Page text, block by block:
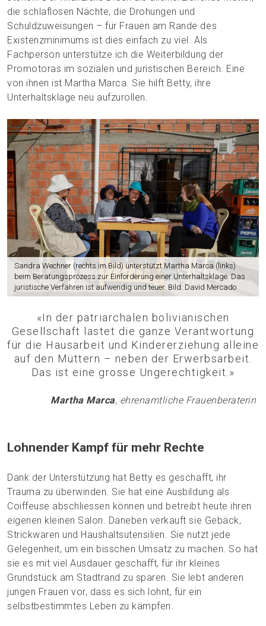
die schlaflosen Nächte, die Drohungen und
Schuldzuweisungen – für Frauen am Rande des
Existenzminimums ist dies einfach zu viel. Als
Fachperson unterstütze ich die Weiterbildung der
Promotoras im sozialen und juristischen Bereich. Eine
von ihnen ist Martha Marca. Sie hilft Betty, ihre
Unterhaltsklage neu aufzurollen.
Sandra Wechner (rechts im Bild) unterstützt Martha Marca (links)
beim Beratungsprozess zur Einforderung einer Unterhaltsklage. Das
juristische Verfahren ist aufwendig und teuer. Bild: David Mercado
«In der patriarchalen bolivianischen
Gesellschaft lastet die ganze Verantwortung
für die Hausarbeit und Kindererziehung alleine
auf den Müttern – neben der Erwerbsarbeit.
Das ist eine grosse Ungerechtigkeit.»
Martha Marca, ehrenamtliche Frauenberaterin
Lohnender Kampf für mehr Rechte
Dank der Unterstützung hat Betty es geschafft, ihr
Trauma zu überwinden. Sie hat eine Ausbildung als
Coiffeuse abschliessen können und betreibt heute ihren
eigenen kleinen Salon. Daneben verkauft sie Gebäck,
Strickwaren und Haushaltsutensilien. Sie nutzt jede
Gelegenheit, um ein bisschen Umsatz zu machen. So hat
sie es mit viel Ausdauer geschafft, für ihr kleines
Grundstück am Stadtrand zu sparen. Sie lebt anderen
jungen Frauen vor, dass es sich lohnt, für ein
selbstbestimmtes Leben zu kämpfen.